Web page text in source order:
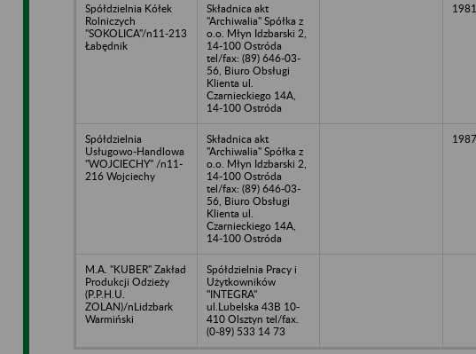
Spółdzielnia Kółek
Rolniczych
"SOKOLICA"/n11-213
Łabędnik
Składnica akt
"Archiwalia" Spółka z
o.o. Młyn Idzbarski 2,
14-100 Ostróda
tel/fax: (89) 646-03-
56, Biuro Obsługi
Klienta ul.
Czarnieckiego 14A,
14-100 Ostróda
Spółdzielnia
Usługowo-Handlowa
"WOJCIECHY" /n11-
216 Wojciechy
Składnica akt
"Archiwalia" Spółka z
o.o. Młyn Idzbarski 2,
14-100 Ostróda
tel/fax: (89) 646-03-
56, Biuro Obsługi
Klienta ul.
Czarnieckiego 14A,
14-100 Ostróda
M.A. "KUBER" Zakład
Produkcji Odzieży
(P.P.H.U.
ZOLAN)/nLidzbark
Warmiński
Spółdzielnia Pracy i
Użytkowników
"INTEGRA"
ul.Lubelska 43B 10-
410 Olsztyn tel/fax.
(0-89) 533 14 73